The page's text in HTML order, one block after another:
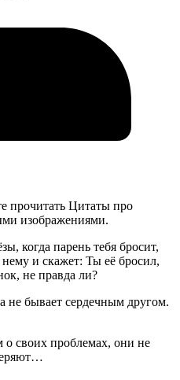
прочитать Цитаты про
изображениями.
когда парень тебя бросит,
и скажет: Ты её бросил,
не правда ли?
не бывает сердечным другом.
о своих проблемах, они не